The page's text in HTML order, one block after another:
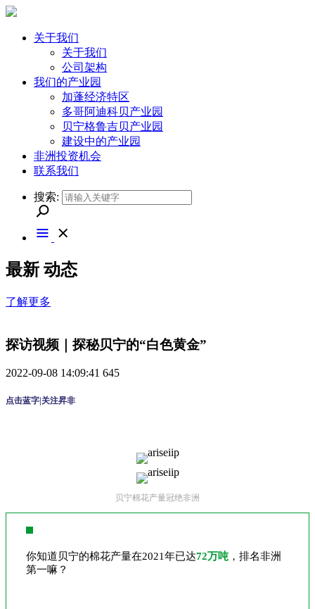
关于我们
关于我们
公司架构
我们的产业园
加蓬经济特区
多哥阿迪科贝产业园
贝宁格鲁吉贝产业园
建设中的产业园
非洲投资机会
联系我们
搜索:
最新 动态
了解更多
探访视频｜探秘贝宁的“白色黄金”
2022-09-08 14:09:41 645
点击蓝字|关注昇非
贝宁棉花产量冠绝非洲
你知道贝宁的棉花产量在2021年已达72万吨 ，排名非洲
第一嘛？